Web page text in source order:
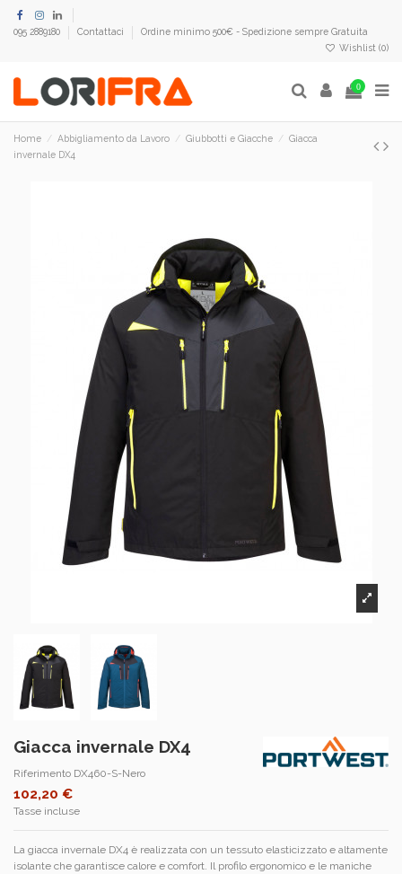
095 2889180 Contattaci
Ordine minimo 500€ - Spedizione sempre Gratuita
Wishlist (0)
0
Home Abbigliamento da Lavoro Giubbotti e Giacche
Giacca
invernale DX4
Giacca invernale DX4
Riferimento DX460-S-Nero
102,20 €
Tasse incluse
La giacca invernale DX4 è realizzata con un tessuto elasticizzato e altamente
isolante che garantisce calore e comfort. Il profilo ergonomico e le maniche